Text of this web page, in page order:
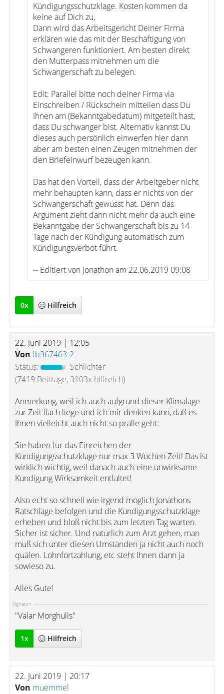
Kündigungsschutzklage. Kosten kommen da
keine auf Dich zu,
Dann wird das Arbeitsgericht Deiner Firma
erklären wie das mit der Beschäftigung von
Schwangeren funktioniert. Am besten direkt
den Mutterpass mitnehmen um die
Schwangerschaft zu belegen.
Edit: Parallel bitte noch deiner Firma via
Einschreiben / Rückschein mitteilen dass Du
Ihnen am (Bekanntgabedatum) mitgeteilt hast,
dass Du schwanger bist. Alternativ kannst Du
dieses auch persönlich einwerfen hier dann
aber am besten einen Zeugen mitnehmen der
den Briefeinwurf bezeugen kann.
Das hat den Vorteil, dass der Arbeitgeber nicht
mehr behaupten kann, dass er nichts von der
Schwangerschaft gewusst hat. Denn das
Argument zieht dann nicht mehr da auch eine
Bekanntgabe der Schwangerschaft bis zu 14
Tage nach der Kündigung automatisch zum
Kündigungsverbot führt.
-- Editiert von Jonathon am 22.06.2019 09:08
0x Hilfreich
22. Juni 2019 | 12:05
Von fb367463-2
Status:
Schlichter
(7419 Beiträge, 3103x hilfreich)
Anmerkung, weil ich auch aufgrund dieser Klimalage
zur Zeit flach liege und ich mir denken kann, daß es
Ihnen vielleicht auch nicht so pralle geht:
Sie haben für das Einreichen der
Kündigungsschutzklage nur max 3 Wochen Zeit! Das ist
wirklich wichtig, weil danach auch eine unwirksame
Kündigung Wirksamkeit entfaltet!
Also echt so schnell wie irgend möglich Jonathons
Ratschläge befolgen und die Kündigungsschutzklage
erheben und bloß nicht bis zum letzten Tag warten.
Sicher ist sicher. Und natürlich zum Arzt gehen, man
muß sich unter diesen Umständen ja nicht auch noch
quälen. Lohnfortzahlung, etc steht Ihnen dann ja
sowieso zu.
Alles Gute!
Signatur:
"Valar Morghulis"
1x Hilfreich
22. Juni 2019 | 20:17
Von muemmel